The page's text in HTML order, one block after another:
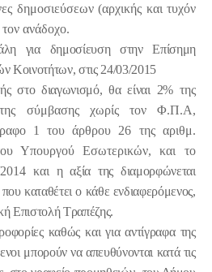
δημοσιεύσεων (αρχικής και τυχόν
ανάδοχο.
για δημοσίευση στην Επίσημη
Κοινοτήτων, στις 24/03/2015
στο διαγωνισμό, θα είναι 2% της
της σύμβασης χωρίς τον Φ.Π.Α,
1 του άρθρου 26 της αριθμ.
Υπουργού Εσωτερικών, και το
και η αξία της διαμορφώνεται
καταθέτει ο κάθε ενδιαφερόμενος,
Επιστολή Τραπέζης.
καθώς και για αντίγραφα της
μπορούν να απευθύνονται κατά τις